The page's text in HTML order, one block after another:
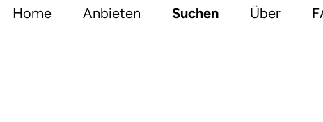
Home Anbieten Suchen Über